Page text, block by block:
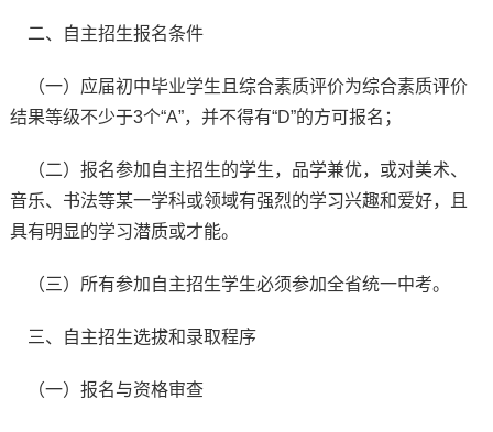
二、自主招生报名条件
（一）应届初中毕业学生且综合素质评价为综合素质评价
结果等级不少于3个“A”，并不得有“D”的方可报名；
（二）报名参加自主招生的学生，品学兼优，或对美术、
音乐、书法等某一学科或领域有强烈的学习兴趣和爱好，且
具有明显的学习潜质或才能。
（三）所有参加自主招生学生必须参加全省统一中考。
三、自主招生选拔和录取程序
（一）报名与资格审查